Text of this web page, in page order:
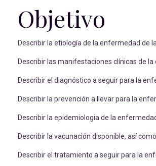
Objetivo
Describir la etiología de la enfermedad de
Describir las manifestaciones clínicas de
Describir el diagnóstico a seguir para la
Describir la prevención a llevar para la
Describir la epidemiologia de la
Describir la vacunación disponible, así
Describir el tratamiento a seguir para la